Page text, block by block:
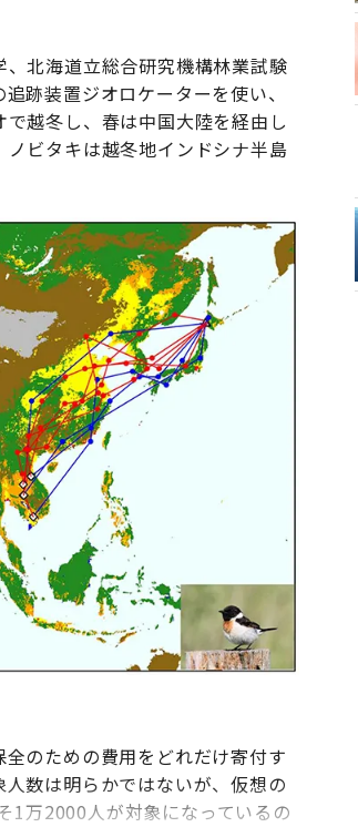
北海道立総合研究機構林業試験
跡装置ジオロケーターを使い、
越冬し、春は中国大陸を経由し
ビタキは越冬地インドシナ半島
のための費用をどれだけ寄付す
数は明らかではないが、仮想の
1万2000人が対象になっているの